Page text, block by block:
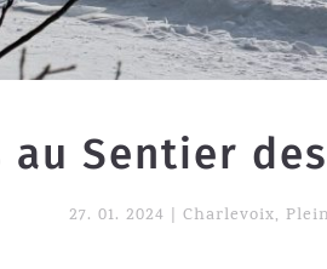
au Sentier
27. 01. 2024 Charlevoix,